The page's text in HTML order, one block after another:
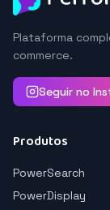
Plataforma
commerce.
Seguir no
Produtos
PowerSearch
PowerDisplay